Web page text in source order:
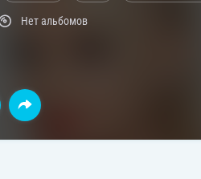
Нет альбомов